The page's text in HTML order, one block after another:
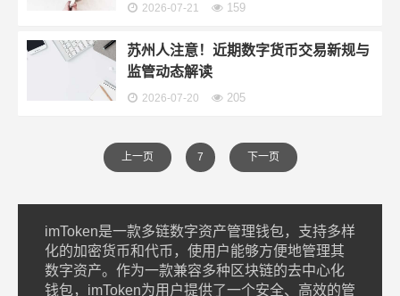
2026-07-21 159
苏州人注意！近期数字货币交易新规与
监管动态解读
2026-07-20 205
上一页 7 下一页
imToken是一款多链数字资产管理钱包，支持多样
化的加密货币和代币，使用户能够方便地管理其
数字资产。作为一款兼容多种区块链的去中心化
钱包，imToken为用户提供了一个安全、高效的管